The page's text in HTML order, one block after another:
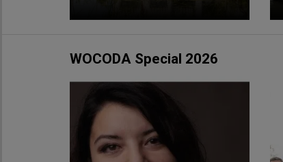
WOCODA Special 2026